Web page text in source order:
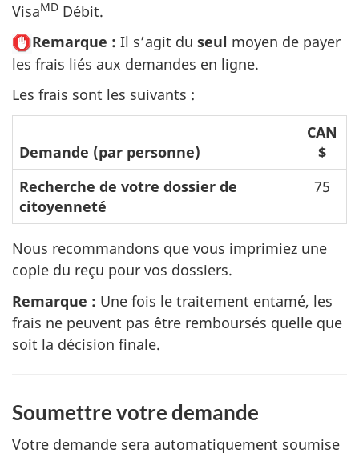
VisaMD Débit.
Remarque : Il s’agit du seul moyen de payer
les frais liés aux demandes en ligne.
Les frais sont les suivants :
Demande (par personne)
CAN
$
Recherche de votre dossier de
citoyenneté
75
Nous recommandons que vous imprimiez une
copie du reçu pour vos dossiers.
Remarque : Une fois le traitement entamé, les
frais ne peuvent pas être remboursés quelle que
soit la décision finale.
Soumettre votre demande
Votre demande sera automatiquement soumise